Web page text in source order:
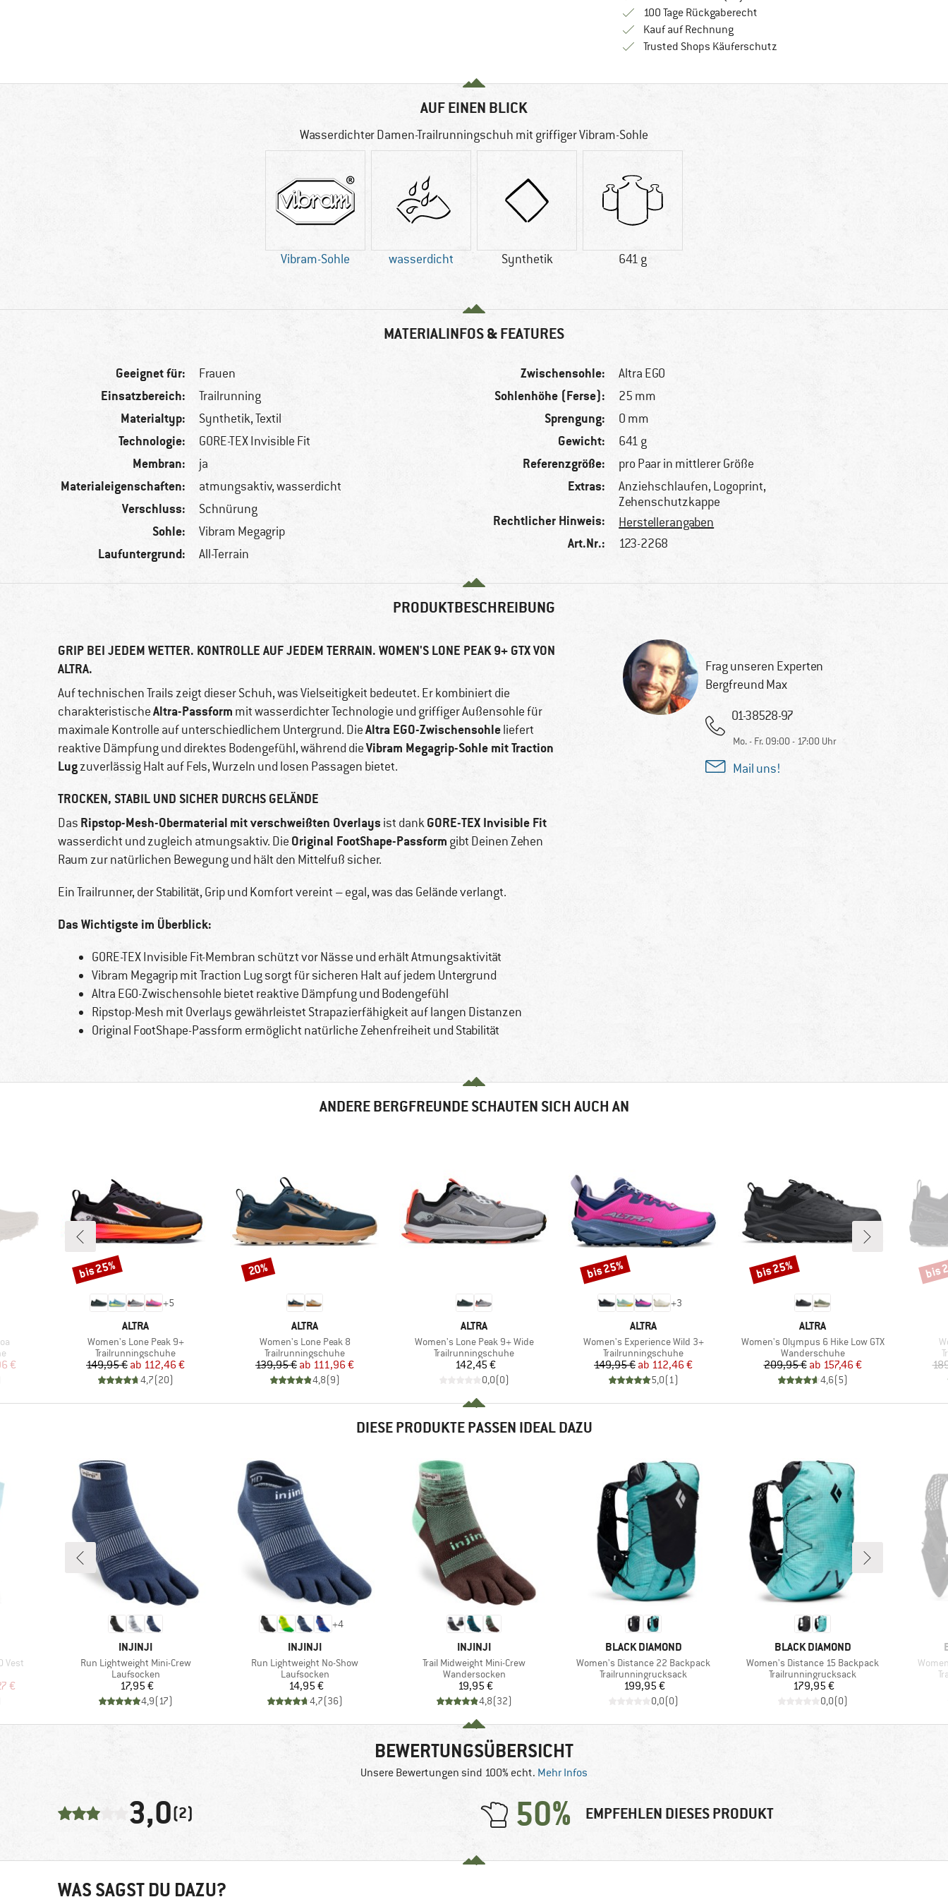
100 Tage RückgaberechtGehe hier zu den Rückgabe-Richtlinien
Kauf auf RechnungFinde die Zahlungs-Infos hier! Öffnet sich in
Trusted Shops KäuferschutzFinde alle Infos hier!
AUF EINEN BLICK
Wasserdichter Damen-Trailrunningschuh mit griffiger Vibram-Sohle
Vibram-Sohle wasserdicht Synthetik 641 g
MATERIALINFOS & FEATURES
Geeignet für: Frauen
Einsatzbereich: Trailrunning
Materialtyp: Synthetik, Textil
Technologie: GORE-TEX Invisible Fit
Membran: ja
Materialeigenschaften: atmungsaktiv, wasserdicht
Verschluss: Schnürung
Sohle: Vibram Megagrip
Laufuntergrund: All-Terrain
Zwischensohle: Altra EGO
Sohlenhöhe (Ferse): 25 mm
Sprengung: 0 mm
Gewicht: 641 g
Referenzgröße: pro Paar in mittlerer Größe
Extras:
Anziehschlaufen, Logoprint,
Zehenschutzkappe
Rechtlicher Hinweis: Herstellerangaben
Art.Nr.: 123-2268
PRODUKTBESCHREIBUNG
GRIP BEI JEDEM WETTER. KONTROLLE AUF JEDEM TERRAIN. WOMEN'S LONE PEAK 9+ GTX VON
ALTRA.
Auf technischen Trails zeigt dieser Schuh, was Vielseitigkeit bedeutet. Er kombiniert die
charakteristischeAltra-Passform mit wasserdichter Technologie und griffiger Außensohle für
maximale Kontrolle auf unterschiedlichem Untergrund. DieAltra EGO-Zwischensohleliefert
reaktive Dämpfung und direktes Bodengefühl, während dieVibram Megagrip-Sohle mit Traction
Lugzuverlässig Halt auf Fels, Wurzeln und losen Passagen bietet.
TROCKEN, STABIL UND SICHER DURCHS GELÄNDE
Das Ripstop-Mesh-Obermaterial mit verschweißten Overlays ist dankGORE-TEX Invisible Fit
wasserdicht und zugleich atmungsaktiv. Die Original FootShape-Passform gibt Deinen Zehen
Raum zur natürlichen Bewegung und hält den Mittelfuß sicher.
Ein Trailrunner, der Stabilität, Grip und Komfort vereint – egal, was das Gelände verlangt.
Das Wichtigste im Überblick:
GORE-TEX Invisible Fit-Membran schützt vor Nässe und erhält Atmungsaktivität
Vibram Megagrip mit Traction Lug sorgt für sicheren Halt auf jedem Untergrund
Altra EGO-Zwischensohle bietet reaktive Dämpfung und Bodengefühl
Ripstop-Mesh mit Overlays gewährleistet Strapazierfähigkeit auf langen Distanzen
Original FootShape-Passform ermöglicht natürliche Zehenfreiheit und Stabilität
Frag unseren Experten
Bergfreund Max
01-38528-97
Mo. - Fr. 09:00 - 17:00 Uhr
Mail uns!
ANDERE BERGFREUNDE SCHAUTEN SICH AUCH AN
Preis
€
+5
MARKE
ALTRA
Artikel
Women's Lone Peak 9+
Produktgruppe
Trailrunningschuhe
Preis
149,95 € reduzierter Preis
ab 112,46 €
4,7(20)
Rabatt
bis 25%
MARKE
ALTRA
Artikel
Women's Lone Peak 8
Produktgruppe
Trailrunningschuhe
Preis
139,95 € reduzierter Preis
ab 111,96 €
4,8(9)
Rabatt
20%
MARKE
ALTRA
Artikel
Women's Lone Peak 9+ Wide
Produktgruppe
Trailrunningschuhe
Preis
142,45 €
0,0(0)
+3
MARKE
ALTRA
Artikel
Women's Experience Wild 3+
Produktgruppe
Trailrunningschuhe
Preis
149,95 € reduzierter Preis
ab 112,46 €
5,0( 1)
Rabatt
bis 25%
MARKE
ALTRA
Artikel
Women's Olympus 6 Hike Low GTX
Produktgruppe
Wanderschuhe
Preis
209,95 € reduzierter Preis
ab 157,46 €
4,6(5)
Rabatt
bis 25% bis
DIESE PRODUKTE PASSEN IDEAL DAZU
Vest
Preis
€
MARKE
INJINJI
Artikel
Run Lightweight Mini-Crew
Produktgruppe
Laufsocken
Preis
17,95 €
4,9( 17)
+4
MARKE
INJINJI
Artikel
Run Lightweight No-Show
Produktgruppe
Laufsocken
Preis
14,95 €
4,7(36)
MARKE
INJINJI
Artikel
Trail Midweight Mini-Crew
Produktgruppe
Wandersocken
Preis
19,95 €
4,8(32)
MARKE
BLACK DIAMOND
Artikel
Women's Distance 22 Backpack
Produktgruppe
Trailrunningrucksack
Preis
199,95 €
0,0(0)
MARKE
BLACK DIAMOND
Artikel
Women's Distance 15 Backpack
Produktgruppe
Trailrunningrucksack
Preis
179,95 €
0,0(0)
Artikel
BEWERTUNGSÜBERSICHT
Unsere Bewertungen sind 100% echt. Mehr Infos
3,0(2) 50% EMPFEHLEN DIESES PRODUKT
WAS SAGST DU DAZU?